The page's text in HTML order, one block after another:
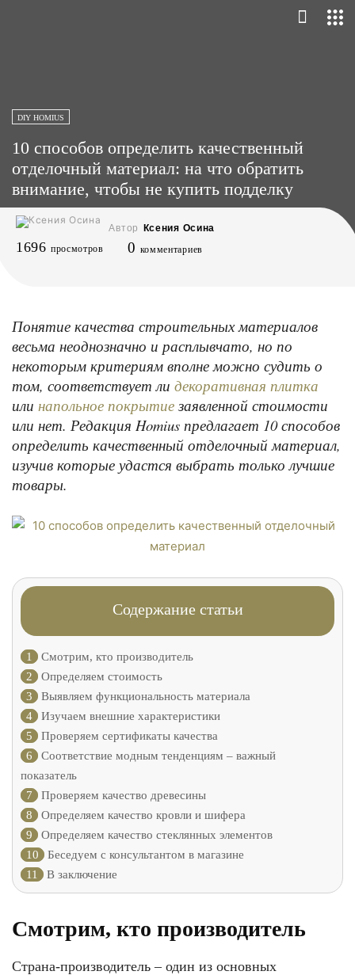
DIY HOMIUS
10 способов определить качественный
отделочный материал: на что обратить
внимание, чтобы не купить подделку
Автор Ксения Осина
1696 просмотров 0 комментариев
Понятие качества строительных материалов
весьма неоднозначно и расплывчато, но по
некоторым критериям вполне можно судить о
том, соответствует ли декоративная плитка
или напольное покрытиезаявленной стоимости
или нет. Редакция Homius предлагает 10 способов
определить качественный отделочный материал,
изучив которые удастся выбрать только лучшие
товары.
Содержание статьи
1
Смотрим, кто производитель
2
Определяем стоимость
3
Выявляем функциональность материала
4
Изучаем внешние характеристики
5
Проверяем сертификаты качества
6
Соответствие модным тенденциям – важный
показатель
7
Проверяем качество древесины
8
Определяем качество кровли и шифера
9
Определяем качество стеклянных элементов
10
Беседуем с консультантом в магазине
11
В заключение
Смотрим, кто производитель
Страна-производитель – один из основных